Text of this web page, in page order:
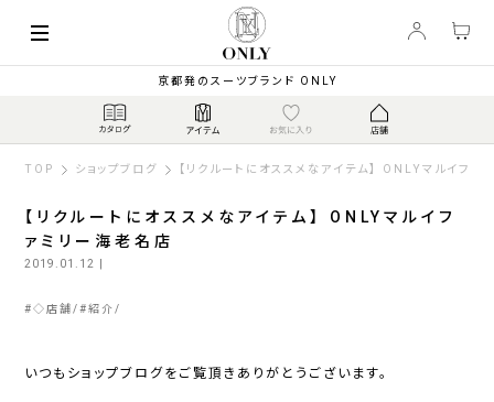
京都発のスーツブランド ONLY
TOP ショップブログ 【リクルートにオススメなアイテム】 ONLYマルイファ
【リクルートにオススメなアイテム】 ONLYマルイフ
ァミリー海老名店
2019.01.12 |
#◇店舗 #紹介
いつもショップブログをご覧頂きありがとうございます。